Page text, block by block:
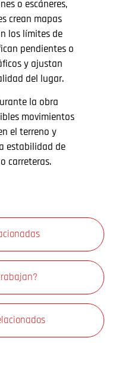
o escáneres,
crean mapas
los límites de
pendientes o
y ajustan
del lugar.
la obra
movimientos
el terreno y
estabilidad de
carreteras.